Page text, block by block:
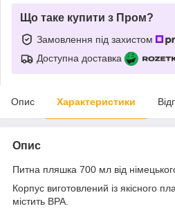
Що таке купити з Пром?
Замовлення під захистом
Доступна доставка
Опис Характеристики
Опис
Питна пляшка 700 мл від
Корпус виготовлений із якісного
містить BPA.